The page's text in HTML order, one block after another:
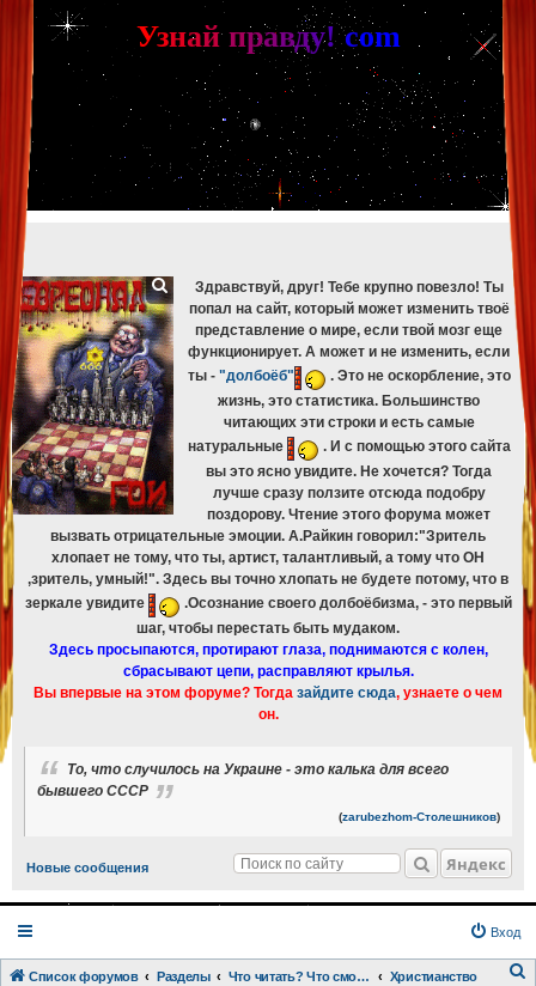
[phpBB Debug] PHP Warning : in file [ROOT]/phpbb/db/driver/mysqli.php
mysqli_fetch_assoc(): Couldn't fetch mysqli_result
[phpBB Debug] PHP Warning: in file[ROOT]/phpbb/db/driver/mysqli.php 329
mysqli_free_result(): Couldn't fetch mysqli_result
[phpBB Debug] PHP Warning
[ROOT]/phpbb/db/driver/mysqli.php on line 265
mysqli_fetch_assoc(): Couldn't fetch mysqli_result
[phpBB Debug] PHP Warning
: in file [ROOT]/phpbb/db/driver/mysqli.php on line329
mysqli_free_result(): Couldn't fetch mysqli_result
[phpBB Debug] PHP Warning: in file [ROOT]/phpbb/db/driver/mysqli.php on line 265
mysqli_fetch_assoc(): Couldn't fetch mysqli_result
[phpBB Debug] PHP Warning
[ROOT]/phpbb/db/driver/mysqli.php on line329:
mysqli_free_result(): Couldn't fetch mysqli_result
[phpBB Debug] PHP Warning
: in file [ROOT]/phpbb/db/driver/mysqli.php on line 265
mysqli_fetch_assoc(): Couldn't fetch mysqli_result
[phpBB Debug] PHP Warning
[ROOT]/phpbb/db/driver/mysqli.php
mysqli_free_result(): Couldn't fetch mysqli_result
Узнай правду! com
Здравствуй, друг! Тебе крупно повезло! Ты
попал на сайт, который может изменить твоё
представление о мире, если твой мозг еще
функционирует. А может и не изменить, если
ты - "долбоёб"
. Это не оскорбление, это
жизнь, это статистика. Большинство
читающих эти строки и есть самые
натуральные
. И с помощью этого сайта
вы это ясно увидите. Не хочется? Тогда
лучше сразу ползите отсюда подобру
поздорову. Чтение этого форума может
вызвать отрицательные эмоции. А.Райкин говорил:"Зритель
хлопает не тому, что ты, артист, талантливый, а тому что ОН
,зритель, умный!". Здесь вы точно хлопать не будете потому, что в
зеркале увидите
.Осознание своего долбоёбизма, - это первый
шаг, чтобы перестать быть мудаком.
Здесь просыпаются, протирают глаза, поднимаются с колен,
сбрасывают цепи, расправляют крылья.
Вы впервые на этом форуме? Тогда зайдите сюда, узнаете о чем
он.
То, что случилось на Украине - это калька для всего
бывшего СССР
(zarubezhom-Столешников)
Новые сообщения Яндекс
Вход
Список форумов Разделы Что читать? Что смотреть? Книги и фильмы в кратком изложении Христианство